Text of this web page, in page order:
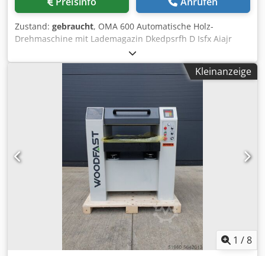
Zustand: gebraucht, OMA 600 Automatische Holz-
Drehmaschine mit Lademagazin Dkedpsrfh D Isfx Aiajr
Abmessungen: 170 x 110 x 190 cm Ungefähres Gewicht:
1.500 kg
Kleinanzeige
1 /8